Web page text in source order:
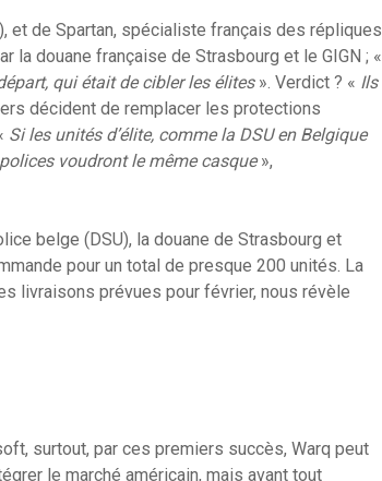
et de Spartan, spécialiste français des répliques
la douane française de Strasbourg et le GIGN ; «
qui était de cibler les élites». Verdict ? « Ils
décident de remplacer les protections
Si les unités d’élite, comme la DSU en Belgique
voudront le même casque»,
belge (DSU), la douane de Strasbourg et
pour un total de presque 200 unités. La
livraisons prévues pour février, nous révèle
surtout, par ces premiers succès, Warq peut
le marché américain, mais avant tout